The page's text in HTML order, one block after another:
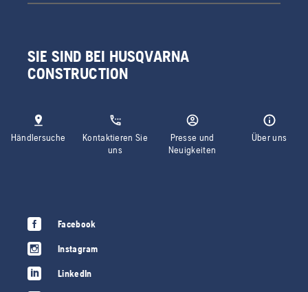
SIE SIND BEI HUSQVARNA
CONSTRUCTION
Händlersuche
Kontaktieren Sie
uns
Presse und
Neuigkeiten
Über uns
Facebook
Instagram
LinkedIn